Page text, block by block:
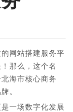
网站搭建服务平
那么，这个名
海市核心商务
。
一场数字化发展